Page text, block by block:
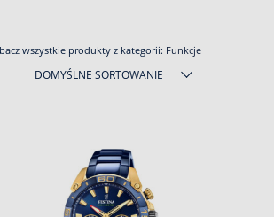
wszystkie produkty z kategorii: Funkcje
DOMYŚLNE SORTOWANIE